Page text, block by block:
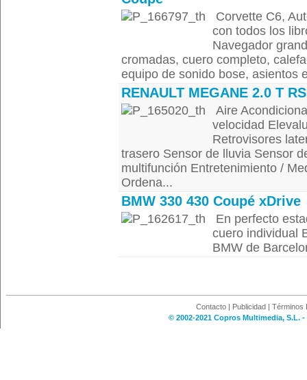
Corvette C6,
con todos los
Navegador
cromadas, cuero completo,
equipo de sonido bose, asientos
RENAULT MEGANE 2.0 T RS
Aire
velocidad
Retrovisores
trasero Sensor de lluvia Sensor
multifunción Entretenimiento /
Ordena...
BMW 330 430 Coupé xDrive
En perfecto
cuero individual
BMW de
Contacto | Publicidad | Términos
© 2002-2021 Copros Multimedia, S.L.